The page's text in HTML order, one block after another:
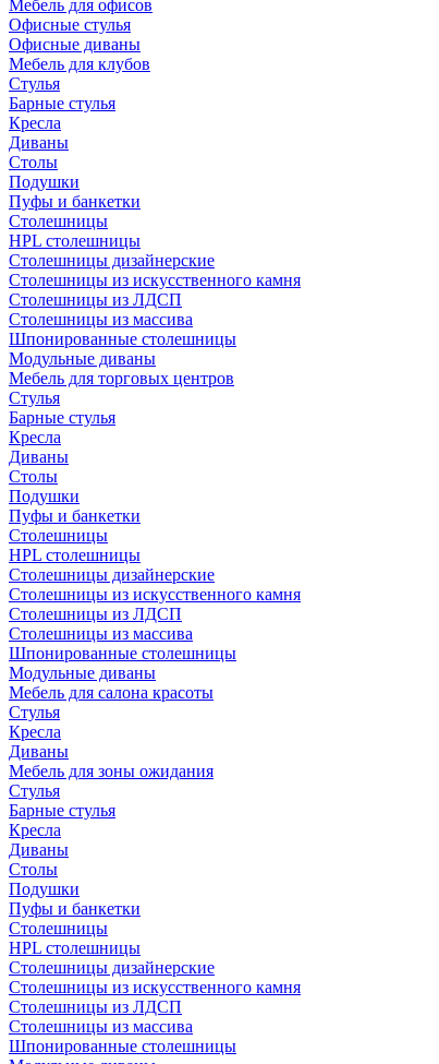
Мебель для офисов
Офисные стулья
Офисные диваны
Мебель для клубов
Стулья
Барные стулья
Кресла
Диваны
Столы
Подушки
Пуфы и банкетки
Столешницы
HPL столешницы
Столешницы дизайнерские
Столешницы из искусственного камня
Столешницы из ЛДСП
Столешницы из массива
Шпонированные столешницы
Модульные диваны
Мебель для торговых центров
Стулья
Барные стулья
Кресла
Диваны
Столы
Подушки
Пуфы и банкетки
Столешницы
HPL столешницы
Столешницы дизайнерские
Столешницы из искусственного камня
Столешницы из ЛДСП
Столешницы из массива
Шпонированные столешницы
Модульные диваны
Мебель для салона красоты
Стулья
Кресла
Диваны
Мебель для зоны ожидания
Стулья
Барные стулья
Кресла
Диваны
Столы
Подушки
Пуфы и банкетки
Столешницы
HPL столешницы
Столешницы дизайнерские
Столешницы из искусственного камня
Столешницы из ЛДСП
Столешницы из массива
Шпонированные столешницы